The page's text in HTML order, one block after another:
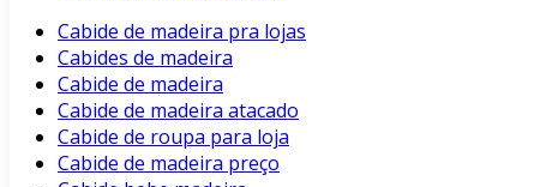
Cabide de madeira pra lojas
Cabides de madeira
Cabide de madeira
Cabide de madeira atacado
Cabide de roupa para loja
Cabide de madeira preço